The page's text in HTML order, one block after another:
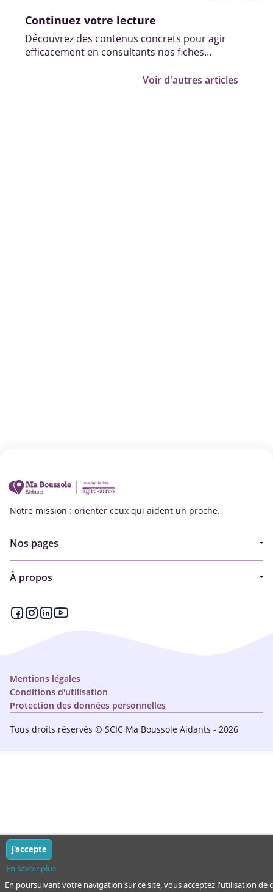
Continuez votre lecture
Découvrez des contenus concrets pour agir
efficacement en consultants nos fiches
Voir d'autres articles
Notre mission : orienter ceux qui aident un proche.
Nos pages
Aides financières et congés
À propos
Qui sommes-nous ?
Tous droits réservés © SCIC Ma Boussole Aidants - 2026
Mentions légales
Conditions d'utilisation
Protection des données personnelles
En poursuivant votre navigation sur ce site, vous acceptez l'utilisation de
En savoir plus
J'accepte